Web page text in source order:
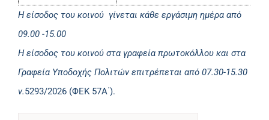
Η είσοδος του κοινού γίνεται κάθε εργάσιμη ημέρα από
09.00 -15.00
Η είσοδος του κοινού στα γραφεία πρωτοκόλλου και στα
Γραφεία Υποδοχής Πολιτών επιτρέπεται από 07.30-15.30
ν.5293/2026 (ΦΕΚ 57Α΄).